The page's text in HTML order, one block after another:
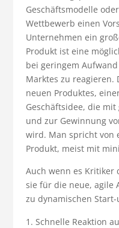
Geschäftsmodelle
Wettbewerb einen
Unternehmen ein
Produkt ist eine
bei geringem
Marktes zu reagieren.
neuen Produktes,
Geschäftsidee, die
und zur Gewinnung
wird. Man spricht von
Produkt, meist mit
Auch wenn es Kritiker
sie für die neue, agile
zu dynamischen
Schnelle Reaktion